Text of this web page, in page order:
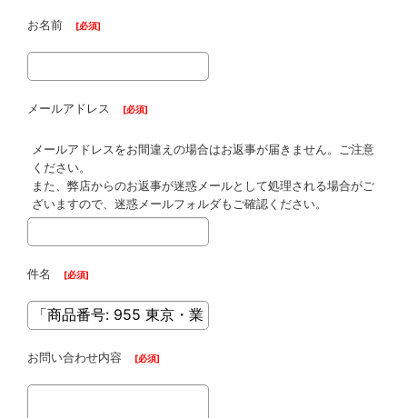
お名前 [必須]
メールアドレス [必須]
メールアドレスをお間違えの場合はお返事が届きません。ご注意
ください。
また、弊店からのお返事が迷惑メールとして処理される場合がご
ざいますので、迷惑メールフォルダもご確認ください。
件名 [必須]
お問い合わせ内容 [必須]